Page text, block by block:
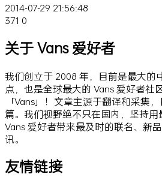
2014-07-29 21:56:48
371 0
关于 Vans 爱好者
我们创立于 2008 年，目前是最大的
点，也是全球最大的 Vans 爱好者社
「Vans」！文章主源于翻译和采集
篇。我们视野绝不只在国内，坚持
Vans 爱好者带来最及时的联名、新
讯。
友情链接